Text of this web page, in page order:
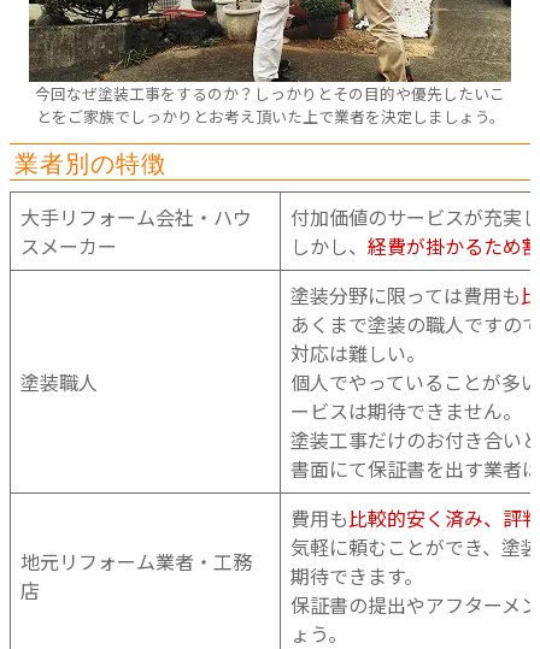
今回なぜ塗装工事をするのか？しっかりとその目的や優先したいこ
とをご家族でしっかりとお考え頂いた上で業者を決定しましょう。
業者別の特徴
大手リフォーム会社・ハウ
スメーカー
付加価値のサービスが充実
しかし、 経費が掛かるため
塗装職人
塗装分野に限っては費用も
あくまで塗装の職人ですの
対応は難しい。
個人でやっていることが多
ービスは期待できません。
塗装工事だけのお付き合い
書面にて保証書を出す業者
地元リフォーム業者・工務
店
費用も比較的安く済み、評
気軽に頼むことができ、塗
期待できます。
保証書の提出やアフターメ
ょう。